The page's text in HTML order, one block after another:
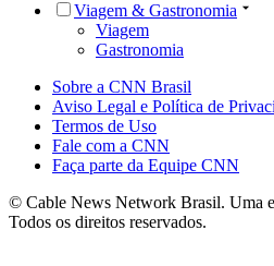
Viagem & Gastronomia
Viagem
Gastronomia
Sobre a CNN Brasil
Aviso Legal e Política de
Termos de Uso
Fale com a CNN
Faça parte da Equipe CNN
© Cable News Network Brasil. Uma
Todos os direitos reservados.